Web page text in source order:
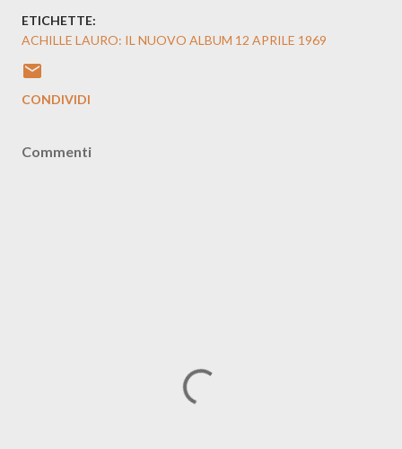
ETICHETTE:
ACHILLE LAURO: IL NUOVO ALBUM 12 APRILE 1969
CONDIVIDI
Commenti